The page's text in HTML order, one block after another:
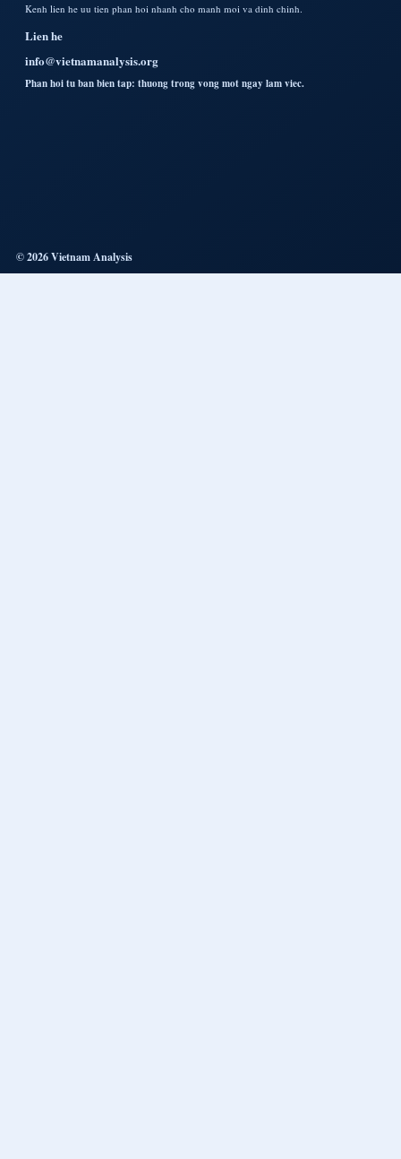
Kenh lien he uu tien phan hoi nhanh cho manh moi va dinh chinh.
Lien he
info@vietnamanalysis.org
Phan hoi tu ban bien tap: thuong trong vong mot ngay lam viec.
© 2026 Vietnam Analysis